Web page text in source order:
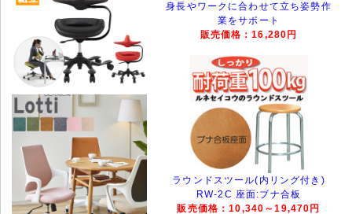
身長やワークに合わせて立ち姿勢作
業をサポート
販売価格：16,280円
ラウンドスツール(内リング付き)
RW-2C 座面:ブナ合板
販売価格：10,340～19,470円